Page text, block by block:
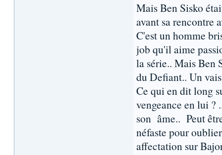
Mais Ben Sisko
avant sa rencontre
C'est un homme
job qu'il aime
la série.. Mais Ben
du Defiant.. Un
Ce qui en dit long
vengeance en lui ?
son âme.. Peut
néfaste pour
affectation sur